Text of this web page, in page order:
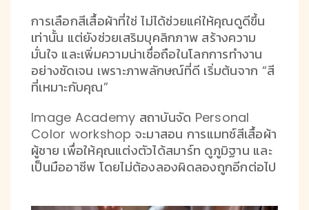
การเลือกสีเสื้อผ้าที่ใช่ ไม่ได้ช่วยแค่ให้คุณดูดีขึ้น
เท่านั้น แต่ยังช่วยเสริมบุคลิกภาพ สร้างความ
มั่นใจ และเพิ่มความน่าเชื่อถือในโลกการทำงาน
อย่างชัดเจน เพราะภาพลักษณ์ที่ดี เริ่มต้นจาก “สี
ที่เหมาะกับคุณ”
Image Academy สถาบันจัด Personal
Color workshop จะมาสอน การแมทช์สีเสื้อผ้า
ผู้ชาย เพื่อให้คุณแต่งตัวได้สมาร์ท ดูภูมิฐาน และ
เป็นมืออาชีพ โดยไม่ต้องลองผิดลองถูกอีกต่อไป